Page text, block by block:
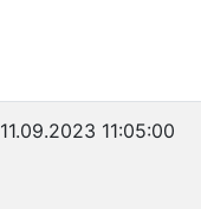
11.09.2023 11:05:00